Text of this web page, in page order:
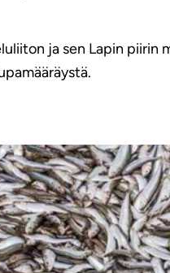
ja sen Lapin piirin